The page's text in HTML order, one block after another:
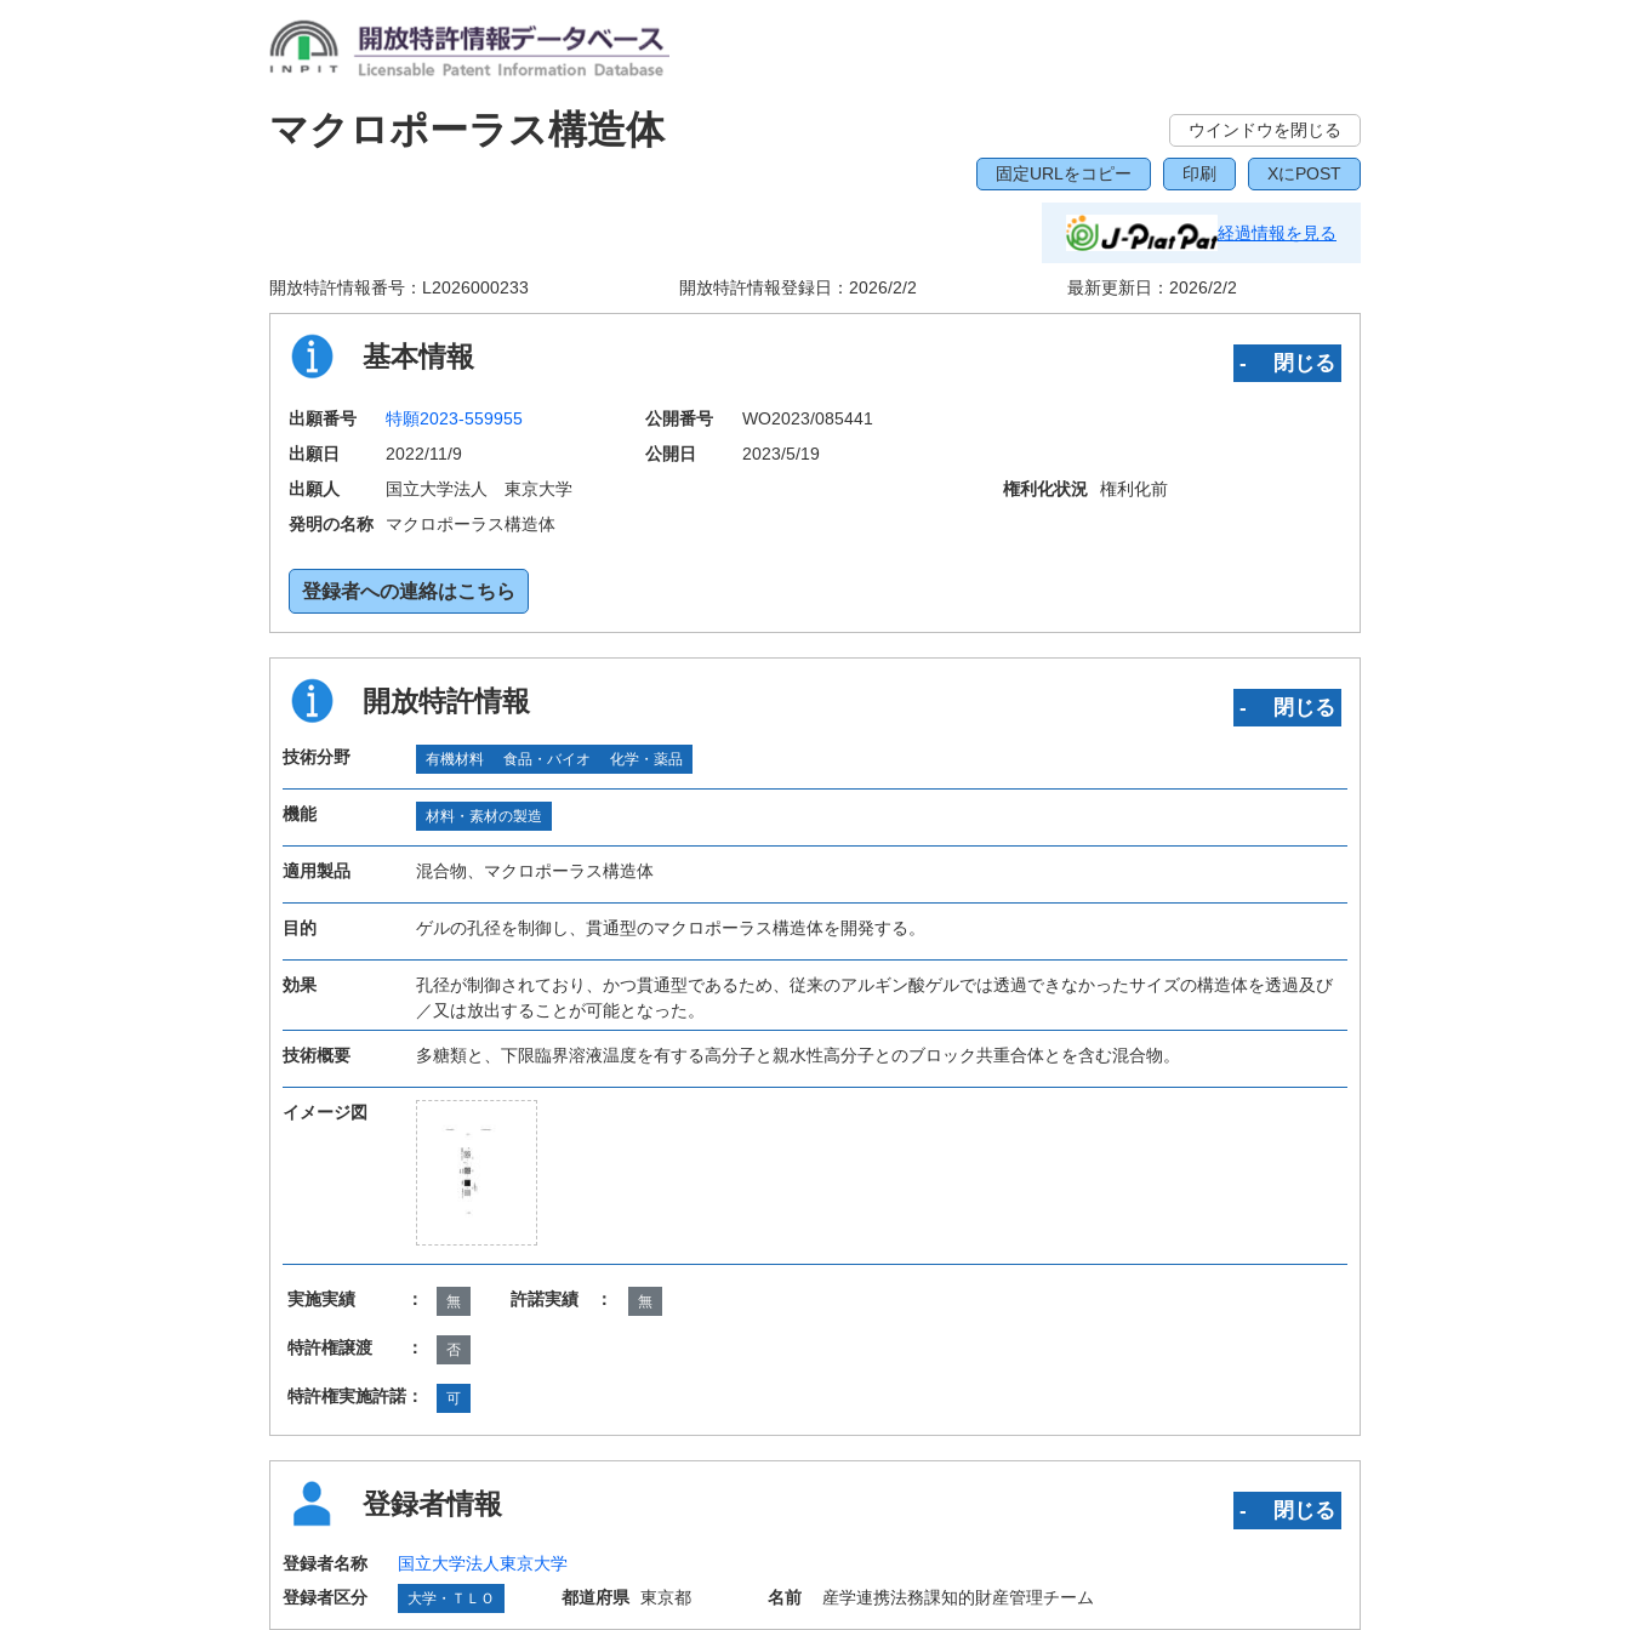
マクロポーラス構造体 ウインドウを閉じる
固定URLをコピー 印刷 XにPOST
経過情報を見る
開放特許情報番号： L2026000233 開放特許情報登録日： 2026/2/2 最新更新日： 2026/2/2
基本情報 ‐ 閉じる
出願番号 特願2023-559955 公開番号
WO2023/085441
出願日
2022/11/9 公開日
2023/5/19
出願人
国立大学法人 東京大学 権利化状況
権利化前
発明の名称
マクロポーラス構造体
登録者への連絡はこちら
開放特許情報 ‐ 閉じる
技術分野 有機材料 食品・バイオ 化学・薬品
機能 材料・素材の製造
適用製品 混合物、マクロポーラス構造体
目的 ゲルの孔径を制御し、貫通型のマクロポーラス構造体を開発する。
効果
孔径が制御されており、かつ貫通型であるため、従来のアルギン酸ゲルでは透過できなかったサイズの構造体を透過及び
／又は放出することが可能となった。
技術概要 多糖類と、下限臨界溶液温度を有する高分子と親水性高分子とのブロック共重合体とを含む混合物。
イメージ図
実施実績 ： 無 許諾実績 ： 無
特許権譲渡 ： 否
特許権実施許諾： 可
登録者情報 ‐ 閉じる
登録者名称
国立大学法人東京大学
登録者区分
大学・ＴＬＯ 都道府県 東京都 名前 産学連携法務課知的財産管理チーム